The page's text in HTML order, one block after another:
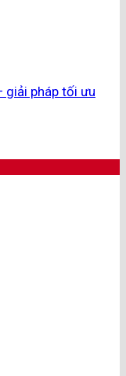
giải pháp tối ưu